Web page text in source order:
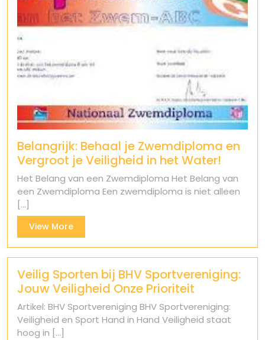
Belangrijk: Behaal je Zwemdiploma en
Vergroot je Veiligheid in het Water!
Het Belang van een Zwemdiploma Het Belang van
een Zwemdiploma Een zwemdiploma is niet alleen
[...]
View MoreView
More
Veilig Sporten bij BHV Sportvereniging:
Jouw Veiligheid Onze Prioriteit
Artikel: BHV Sportvereniging BHV Sportvereniging:
Veiligheid en Sport Hand in Hand Veiligheid staat
hoog in [...]